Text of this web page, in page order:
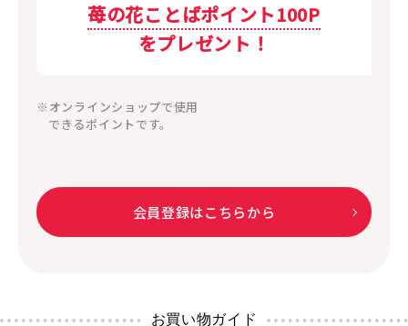
苺の花ことばポイント100P
をプレゼント！
※オンラインショップで使用
できるポイントです。
会員登録はこちらから
お買い物ガイド